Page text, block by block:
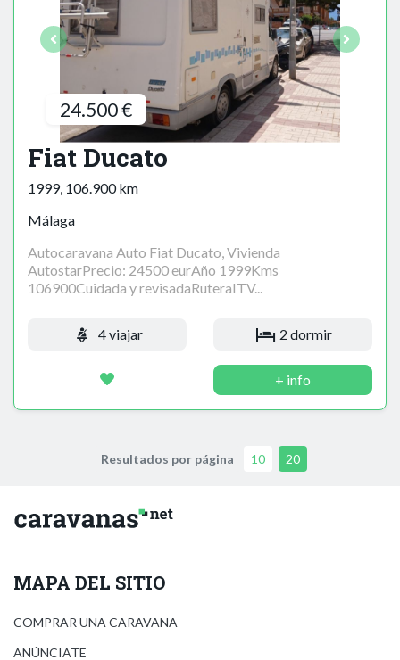
24.500 €
Fiat Ducato
1999, 106.900 km
Málaga
Autocaravana Auto Fiat Ducato, Vivienda
AutostarPrecio: 24500 eurAño 1999Kms
106900Cuidada y revisadaRuteraITV...
4 viajar 2 dormir
+ info
Resultados por página 10 20
MAPA DEL SITIO
COMPRAR UNA CARAVANA
ANÚNCIATE